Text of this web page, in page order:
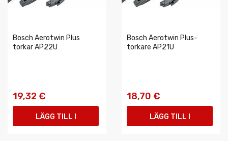
Bosch Aerotwin Plus
torkar AP22U
19,32 €
LÄGG TILL I
Bosch Aerotwin Plus-
torkare AP21U
18,70 €
LÄGG TILL I